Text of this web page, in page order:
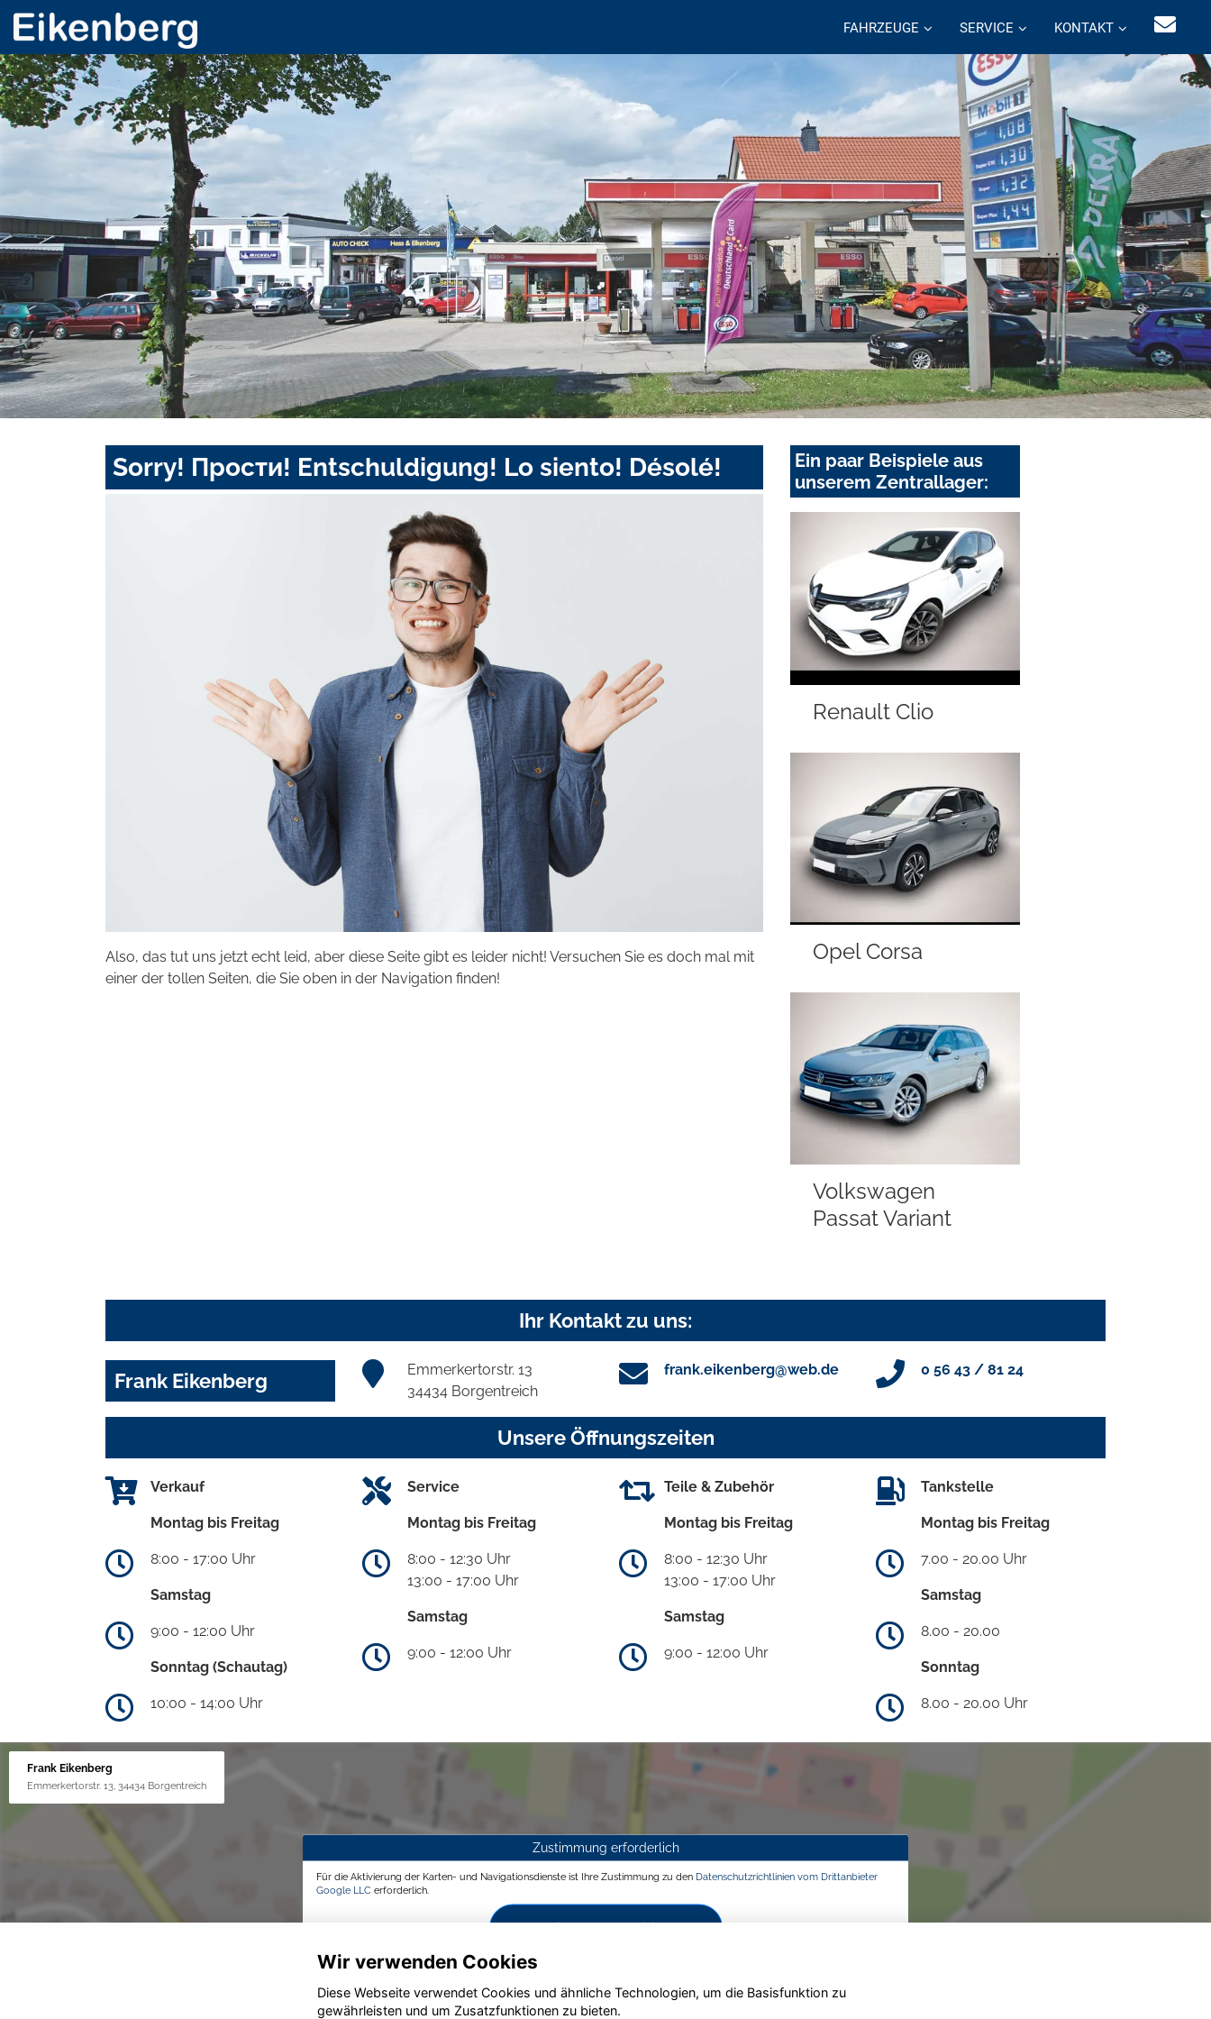
FAHRZEUGE SERVICE KONTAKT
Sorry! Прости! Entschuldigung! Lo siento! Désolé!
Also, das tut uns jetzt echt leid, aber diese Seite gibt es leider nicht! Versuchen Sie es doch mal mit
einer der tollen Seiten, die Sie oben in der Navigation finden!
Ein paar Beispiele aus
unserem Zentrallager:
Renault Clio
Opel Corsa
Volkswagen
Passat Variant
Ihr Kontakt zu uns:
Frank Eikenberg
Emmerkertorstr. 13
34434 Borgentreich
frank.eikenberg@web.de 0 56 43 / 81 24
Unsere Öffnungszeiten
Verkauf
Montag bis Freitag
8:00 - 17:00 Uhr
Samstag
9:00 - 12:00 Uhr
Sonntag (Schautag)
10:00 - 14:00 Uhr
Service
Montag bis Freitag
8:00 - 12:30 Uhr
13:00 - 17:00 Uhr
Samstag
9:00 - 12:00 Uhr
Teile & Zubehör
Montag bis Freitag
8:00 - 12:30 Uhr
13:00 - 17:00 Uhr
Samstag
9:00 - 12:00 Uhr
Tankstelle
Montag bis Freitag
7.00 - 20.00 Uhr
Samstag
8.00 - 20.00
Sonntag
8.00 - 20.00 Uhr
Frank Eikenberg
Emmerkertorstr. 13, 34434 Borgentreich
Zustimmung erforderlich
Für die Aktivierung der Karten- und Navigationsdienste ist Ihre Zustimmung zu den Datenschutzrichtlinien vom Drittanbieter
Google LLC erforderlich.
Wir verwenden Cookies
Diese Webseite verwendet Cookies und ähnliche Technologien, um die Basisfunktion zu
gewährleisten und um Zusatzfunktionen zu bieten.